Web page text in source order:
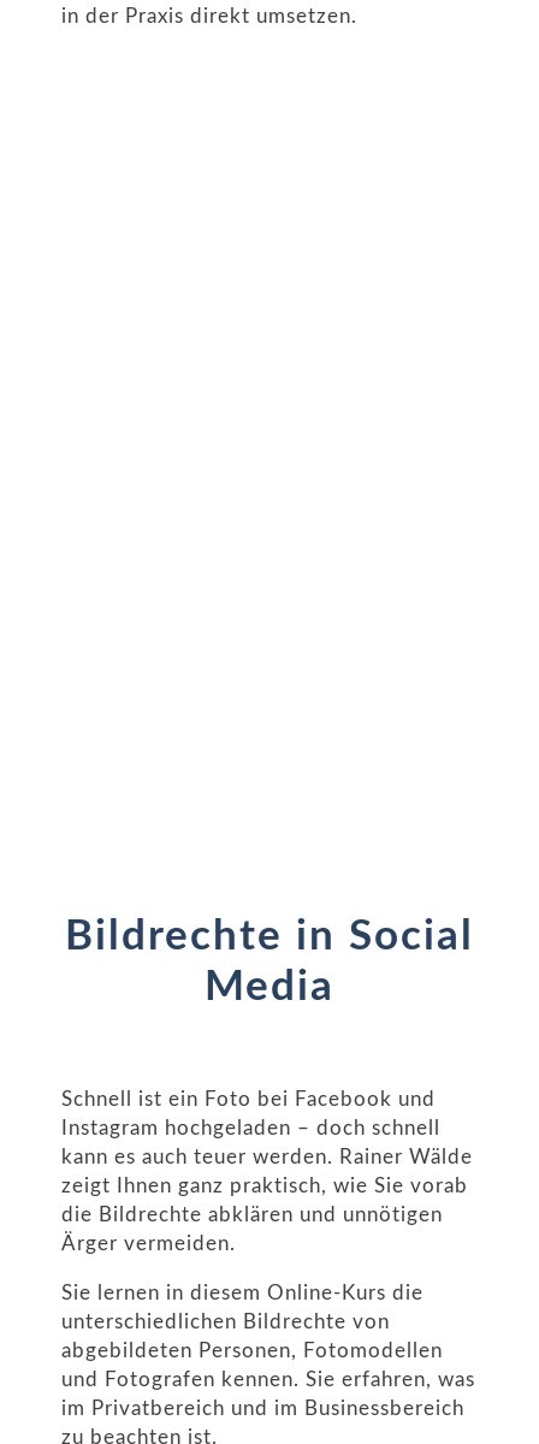
in der Praxis direkt umsetzen.
Bildrechte in Social
Media
Schnell ist ein Foto bei Facebook und
Instagram hochgeladen – doch schnell
kann es auch teuer werden. Rainer Wälde
zeigt Ihnen ganz praktisch, wie Sie vorab
die Bildrechte abklären und unnötigen
Ärger vermeiden.
Sie lernen in diesem Online-Kurs die
unterschiedlichen Bildrechte von
abgebildeten Personen, Fotomodellen
und Fotografen kennen. Sie erfahren, was
im Privatbereich und im Businessbereich
zu beachten ist.